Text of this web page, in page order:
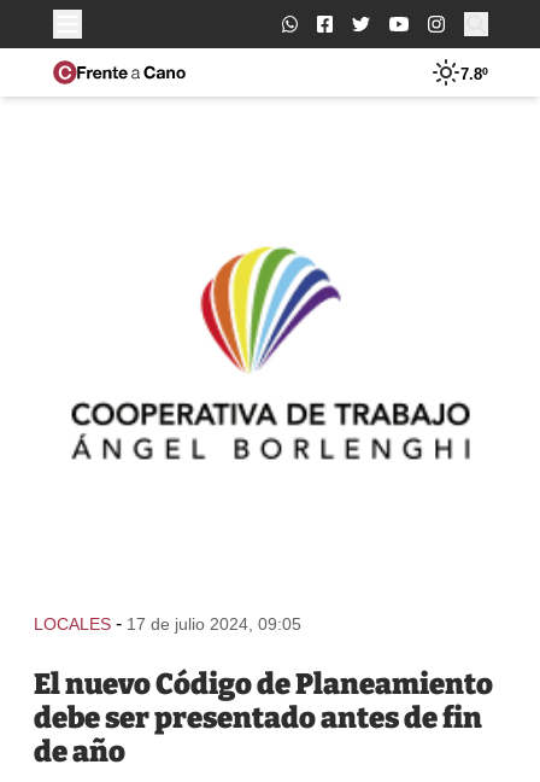
Buscar:
7.8º
LOCALES - 17 de julio 2024, 09:05
El nuevo Código de Planeamiento
debe ser presentado antes de fin
de año